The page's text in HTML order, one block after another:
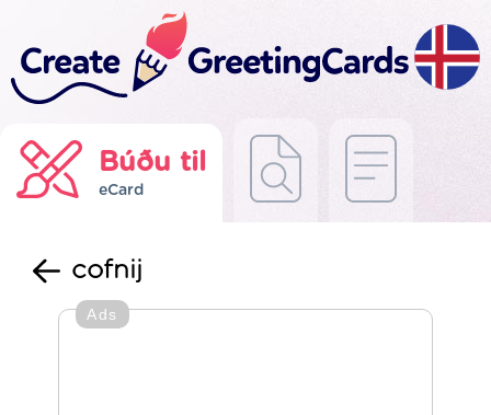
Búðu til
eCard
cofnij
Ads